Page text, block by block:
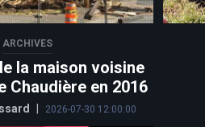
ARCHIVES
la maison voisine
Chaudière en 2016
2026-07-30 12:00:00